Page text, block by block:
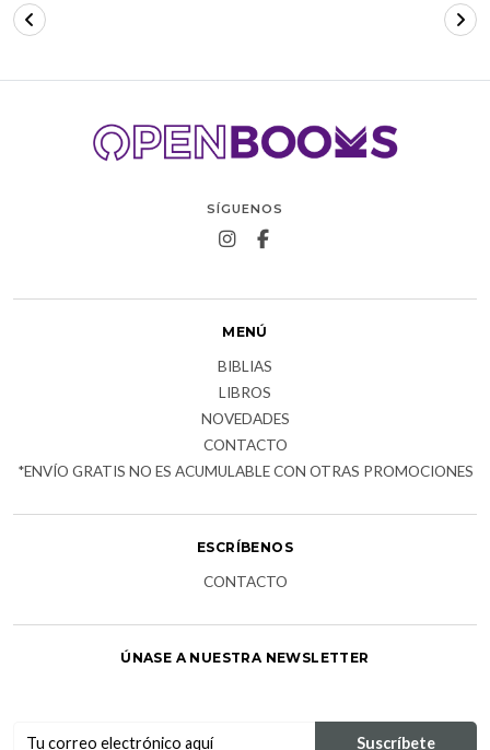
SÍGUENOS
MENÚ
BIBLIAS
LIBROS
NOVEDADES
CONTACTO
*ENVÍO GRATIS NO ES ACUMULABLE CON OTRAS PROMOCIONES
ESCRÍBENOS
CONTACTO
ÚNASE A NUESTRA NEWSLETTER